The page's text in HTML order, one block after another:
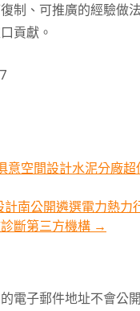
制、可推廣的經驗做
貢獻。
意空間設計水泥分廠
計南公開遴選電力熱力
斷第三方機構 →
電子郵件地址不會公